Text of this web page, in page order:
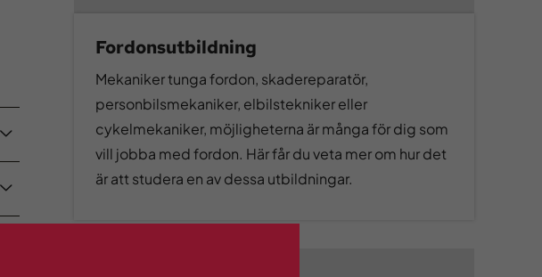
Fordonsutbildning
Mekaniker tunga fordon, skadereparatör,
personbilsmekaniker, elbilstekniker eller
cykelmekaniker, möjligheterna är många för dig som
vill jobba med fordon. Här får du veta mer om hur det
är att studera en av dessa utbildningar.